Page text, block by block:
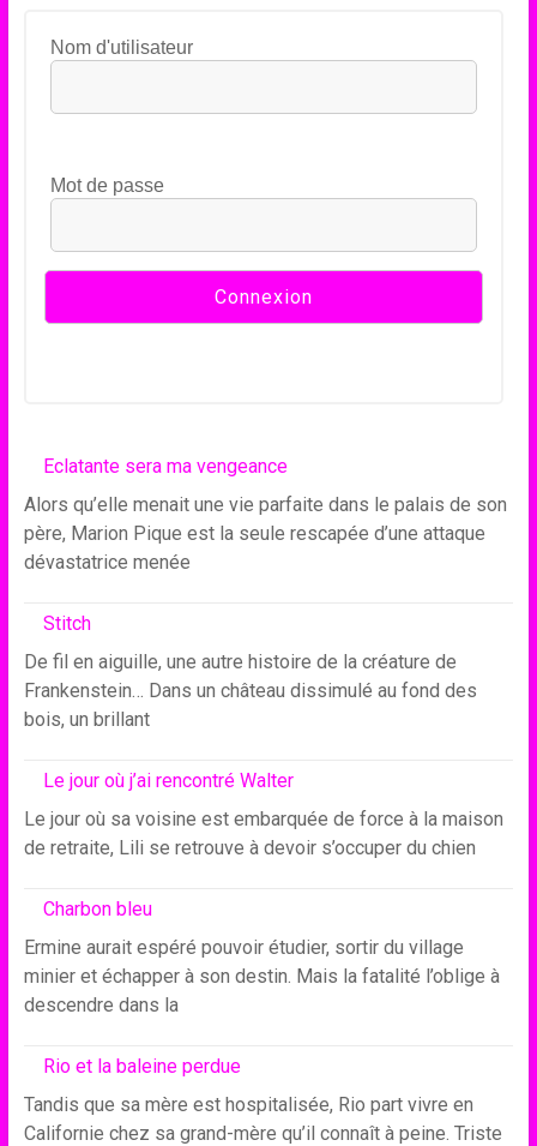
Nom d'utilisateur
Mot de passe
Eclatante sera ma vengeance
Alors qu’elle menait une vie parfaite dans le palais de son
père, Marion Pique est la seule rescapée d’une attaque
dévastatrice menée
Stitch
De fil en aiguille, une autre histoire de la créature de
Frankenstein… Dans un château dissimulé au fond des
bois, un brillant
Le jour où j’ai rencontré Walter
Le jour où sa voisine est embarquée de force à la maison
de retraite, Lili se retrouve à devoir s’occuper du chien
Charbon bleu
Ermine aurait espéré pouvoir étudier, sortir du village
minier et échapper à son destin. Mais la fatalité l’oblige à
descendre dans la
Rio et la baleine perdue
Tandis que sa mère est hospitalisée, Rio part vivre en
Californie chez sa grand-mère qu’il connaît à peine. Triste